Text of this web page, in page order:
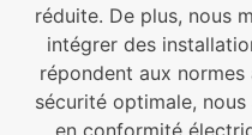
réduite. De plus, nous
intégrer des
répondent aux
sécurité optimale,
en conformité